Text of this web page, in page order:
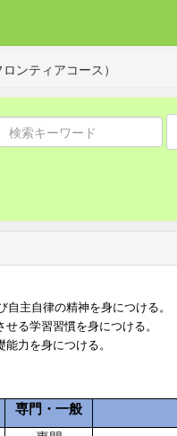
ンティアコース）
主自律の精神を身につける。
る学習習慣を身につける。
力を身につける。
専門・一般